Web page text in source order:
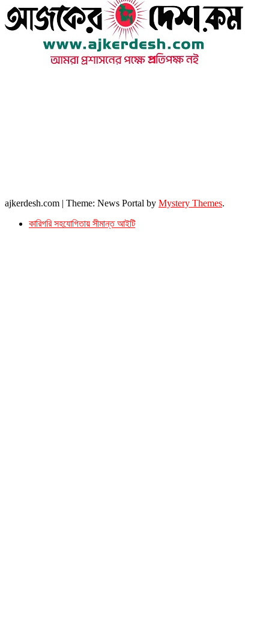
ajkerdesh.com | Theme: News Portal by Mystery Themes.
কারিগরি সহযোগিতায় সীমান্ত আইটি